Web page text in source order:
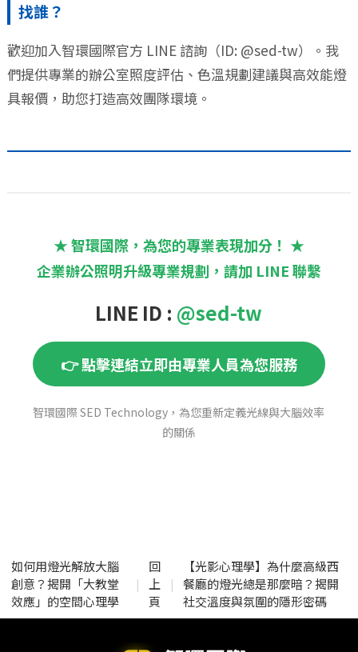
找誰？
歡迎加入智環國際官方 LINE 諮詢（ID: @sed-tw）。我
們提供專業的辦公室照度評估、色溫規劃建議與高效能燈
具報價，助您打造高效團隊環境。
★ 智環國際，為您的專業表現加分！ ★
企業辦公照明升級專業規劃，請加 LINE 聯繫
LINE ID : @sed-tw
👉 點擊連結立即由專業人員為您服務
智環國際 SED Technology，為您重新定義光線與大腦效率
的關係
如何用燈光解放大腦
創意？揭開「大教堂
效應」的空間心理學
|
回
上
頁
|
【光影心理學】為什麼高級西
餐廳的燈光總是那麼暗？揭開
社交溫度與氛圍的隱形密碼